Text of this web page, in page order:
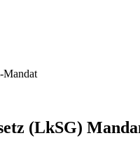
Mandat
(LkSG)